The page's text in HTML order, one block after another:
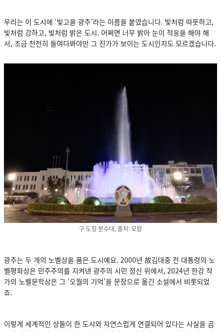
우리는 이 도시에 ‘빛고을 광주’라는 이름을 붙였습니다. 빛처럼 따뜻하고,
빛처럼 강하고, 빛처럼 밝은 도시. 어쩌면 너무 밝아 눈이 적응을 해야 해
서, 조금 천천히 들여다봐야만 그 진가가 보이는 도시인지도 모르겠습니다.
구 도청 분수대, 출처: 모람
광주는 두 개의 노벨상을 품은 도시예요. 2000년 故김대중 전 대통령의 노
벨평화상은 민주주의를 지켜낸 광주의 시민 정신 위에서, 2024년 한강 작
가의 노벨문학상은 그 ‘오월의 기억’을 문장으로 옮긴 소설에서 비롯되었
죠.
이렇게 세계적인 상들이 한 도시와 자연스럽게 연결되어 있다는 사실을 곰